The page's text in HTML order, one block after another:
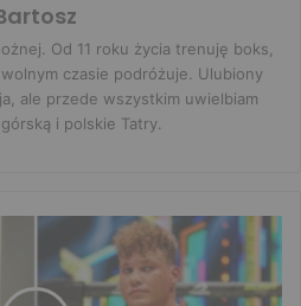
Od 11 roku życia trenuję boks,
czasie podróżuje. Ulubiony
ale przede wszystkim uwielbiam
i polskie Tatry.